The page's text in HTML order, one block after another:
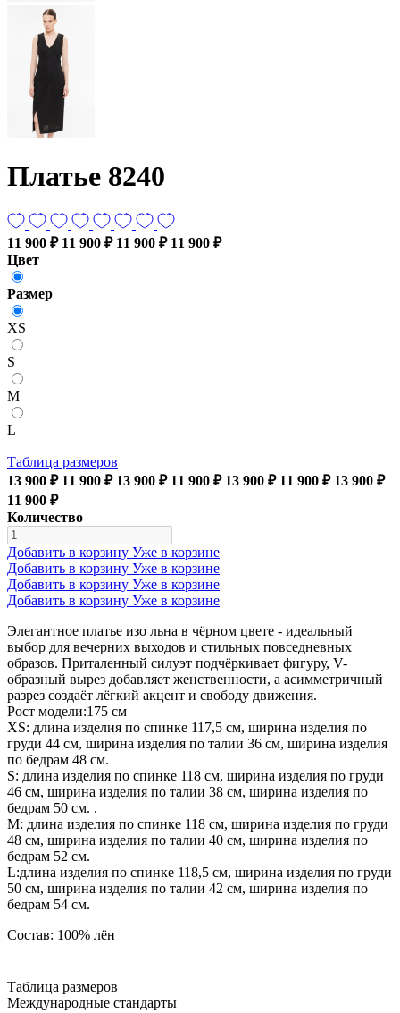
Платье 8240
11 900 ₽ 11 900 ₽ 11 900 ₽ 11 900 ₽
Цвет
Размер
XS
S
M
L
Таблица размеров
13 900 ₽ 11 900 ₽ 13 900 ₽ 11 900 ₽ 13 900 ₽ 11 900 ₽ 13 900 ₽
11 900 ₽
Количество
Добавить в корзину Уже в корзине
Добавить в корзину Уже в корзине
Добавить в корзину Уже в корзине
Добавить в корзину Уже в корзине
Элегантное платье изо льна в чёрном цвете - идеальный
выбор для вечерних выходов и стильных повседневных
образов. Приталенный силуэт подчёркивает фигуру, V-
образный вырез добавляет женственности, а асимметричный
разрез создаёт лёгкий акцент и свободу движения.
Рост модели:175 см
XS: длина изделия по спинке 117,5 см, ширина изделия по
груди 44 см, ширина изделия по талии 36 см, ширина изделия
по бедрам 48 см.
S: длина изделия по спинке 118 см, ширина изделия по груди
46 см, ширина изделия по талии 38 см, ширина изделия по
бедрам 50 см. .
М: длина изделия по спинке 118 см, ширина изделия по груди
48 см, ширина изделия по талии 40 см, ширина изделия по
бедрам 52 см.
L:длина изделия по спинке 118,5 см, ширина изделия по груди
50 см, ширина изделия по талии 42 см, ширина изделия по
бедрам 54 см.
Состав: 100% лён
Таблица размеров
Международные стандарты